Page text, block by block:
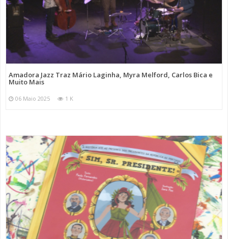
Amadora Jazz Traz Mário Laginha, Myra Melford, Carlos Bica e
Muito Mais
06 Maio 2025 1 K